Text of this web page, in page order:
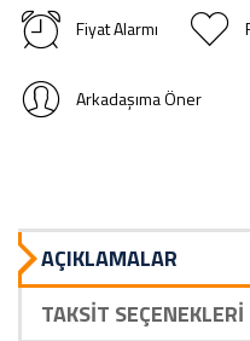
Fiyat Alarmı
Arkadaşıma Öner
AÇIKLAMALAR
TAKSIT SEÇENEKLERI